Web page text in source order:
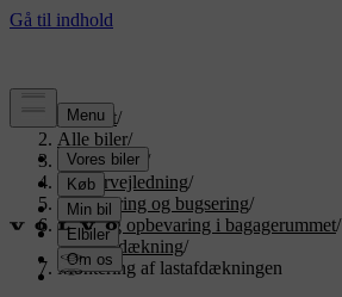
Support/
Alle biler/
EX90 2026 /
Brugervejledning/
Opbevaring og bugsering/
Plads og opbevaring i bagagerummet/
Lastafdækning/
Montering af lastafdækningen